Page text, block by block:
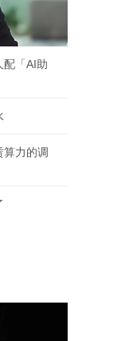
配「AI助
算力的调